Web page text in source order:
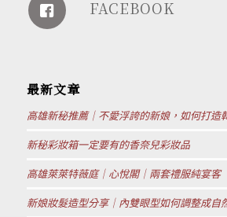
FACEBOOK
最新文章
高雄新秘推薦｜不愛浮誇的新娘，如何打造
新秘彩妝箱一定要有的香奈兒彩妝品
高雄萊萊特薇庭｜心悅閣｜兩套禮服純宴客
新娘妝髮造型分享｜內雙眼型如何調整成自